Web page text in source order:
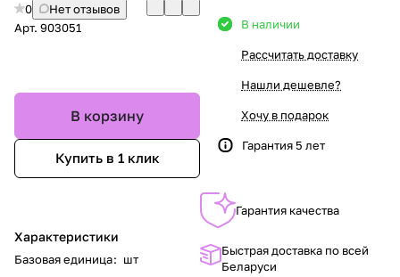
0
Нет отзывов
Арт. 903051
В корзину
Купить в 1 клик
Характеристики
Базовая единица: шт
В наличии
Рассчитать доставку
Нашли дешевле?
Хочу в подарок
Гарантия 5 лет
Гарантия качества
Быстрая доставка по всей
Беларуси